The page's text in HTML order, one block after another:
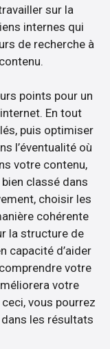
sur la
internes qui
de recherche à
points pour un
En tout
puis optimiser
l’éventualité où
votre contenu,
classé dans
choisir les
cohérente
la structure de
capacité d’aider
votre
votre
vous pourrez
les résultats